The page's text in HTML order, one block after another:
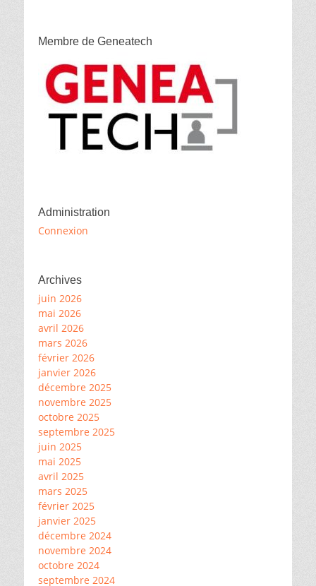
Membre de Geneatech
Administration
Connexion
Archives
juin 2026
mai 2026
avril 2026
mars 2026
février 2026
janvier 2026
décembre 2025
novembre 2025
octobre 2025
septembre 2025
juin 2025
mai 2025
avril 2025
mars 2025
février 2025
janvier 2025
décembre 2024
novembre 2024
octobre 2024
septembre 2024